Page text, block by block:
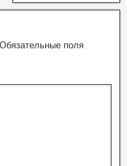
Обязательные поля